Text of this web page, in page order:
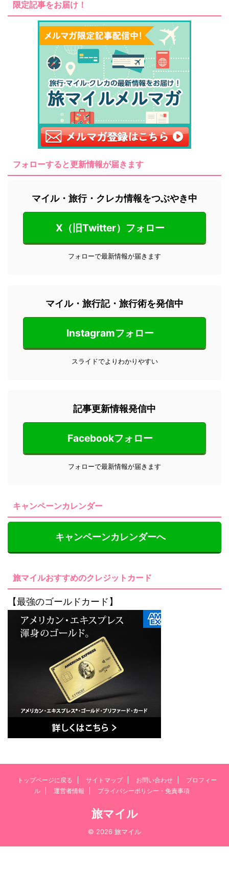
限定記事をお届け！
フォローすると更新情報が届きます
マイル・旅行・クレカ情報をつぶやき中
X（旧Twitter）フォロー
フォローで最新情報が届きます
マイル・旅行記・旅行術を発信中
Instagramフォロー
スライドでよりわかりやすい
記事更新情報発信中
Facebookフォロー
フォローで最新情報が届きます
キャンペーンカレンダー
キャンペーンカレンダーへ
旅マイルおすすめのクレジットカード
【最強のゴールドカード】
トップページに戻る サイトマップ お問い合わせ
プロフィー
ル
運営者情報 プライバシーポリシー・免責事項
旅マイル
© 2026 旅マイル